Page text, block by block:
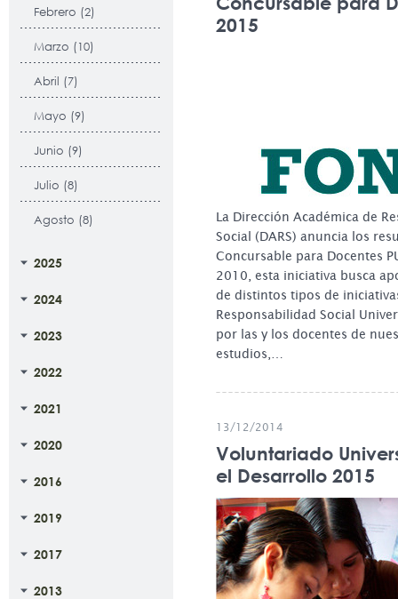
Febrero (2)
Marzo (10)
Abril (7)
Mayo (9)
Junio (9)
Julio (8)
Agosto (8)
2025
2024
2023
2022
2021
2020
2016
2019
2017
2013
2015
La Dirección Académica de
Social (DARS) anuncia los
Concursable para Docentes
2010, esta iniciativa busca
de distintos tipos de
Responsabilidad Social
por las y los docentes de
estudios,…
13/12/2014
Voluntariado
el Desarrollo 2015